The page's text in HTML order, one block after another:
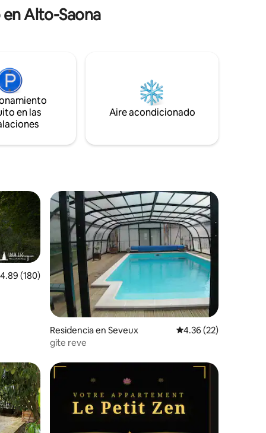
cine privada, un billar y un juego de
dardos prometen momentos de placer.
Alto-Saona
en las
Aire acondicionado
promedio: 4.89 de 5; 180 evaluaciones
4.89 (180)
Residencia en Seveux Calificación
4.36 (22)
gite reve